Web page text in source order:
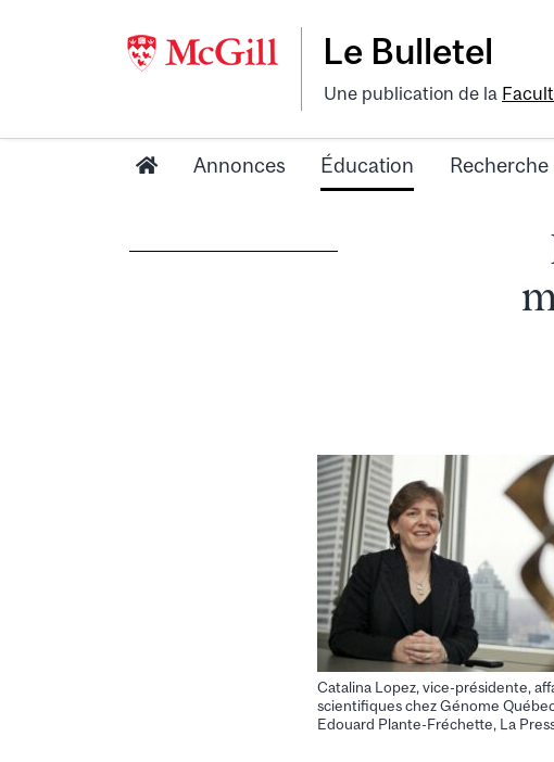
Le Bulletel
Une publication de la
Annonces Éducation Recherche
Catalina Lopez, vice-présidente,
scientifiques chez Génome
Edouard Plante-Fréchette, La